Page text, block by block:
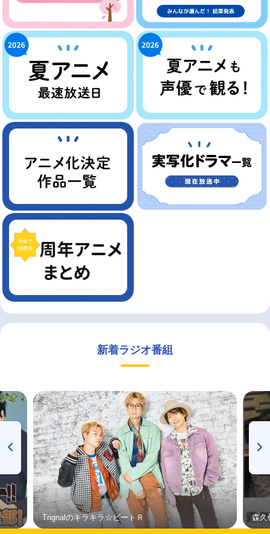
新着ラジオ番組
Trignalのキラキラ☆ビートＲ 森久